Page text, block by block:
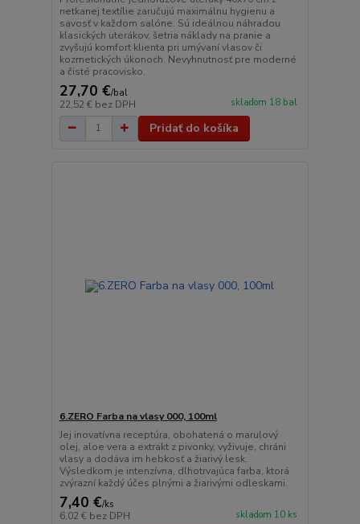
netkanej textílie zaručujú maximálnu hygienu a
savosť v každom salóne. Sú ideálnou náhradou
klasických uterákov, šetria náklady na pranie a
zvyšujú komfort klienta pri umývaní vlasov či
kozmetických úkonoch. Nevyhnutnosť pre moderné
a čisté pracovisko.
27,70 €/bal
22,52 € bez DPH skladom 18 bal
Pridať do košíka
6.ZERO Farba na vlasy 000, 100ml
Jej inovatívna receptúra, obohatená o marulový
olej, aloe vera a extrakt z pivonky, vyživuje, chráni
vlasy a dodáva im hebkosť a žiarivý lesk.
Výsledkom je intenzívna, dlhotrvajúca farba, ktorá
zvýrazní každý účes plnými a žiarivými odleskami.
7,40 €/ks
6,02 € bez DPH skladom 10 ks